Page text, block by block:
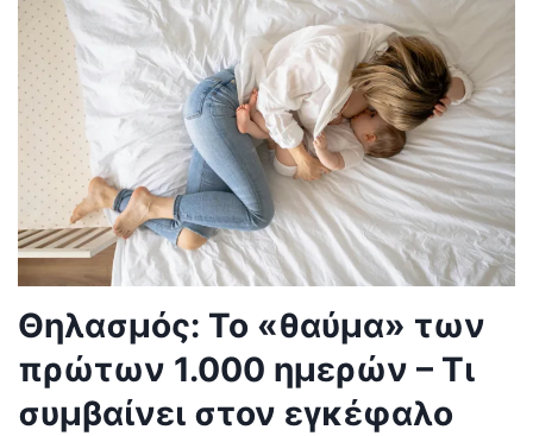
Θηλασμός: Το «θαύμα» των
πρώτων 1.000 ημερών – Τι
συμβαίνει στον εγκέφαλο